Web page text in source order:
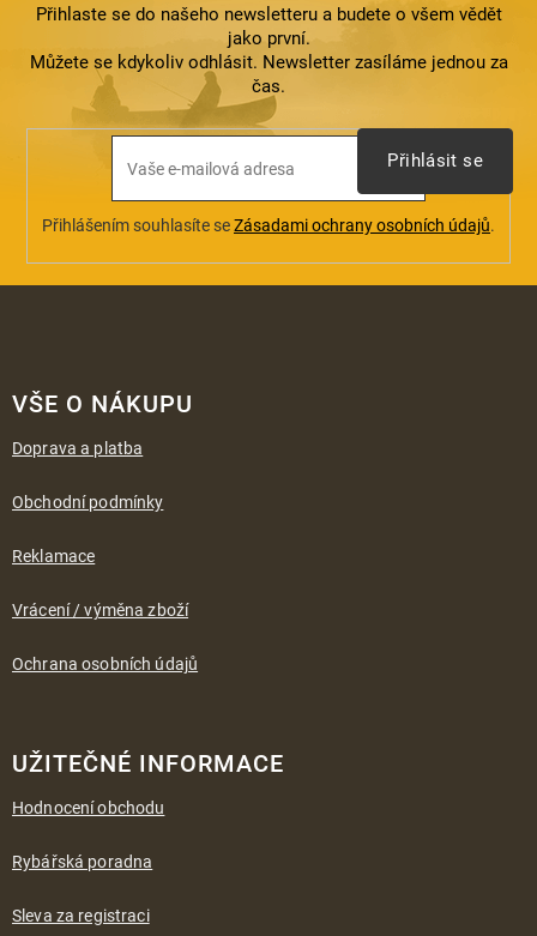
ý
p
i
s
u
Přihlaste se do našeho newsletteru a budete o všem vědět
jako první.
Můžete se kdykoliv odhlásit. Newsletter zasíláme jednou za
čas.
Přihlášením souhlasíte seZásadami ochrany osobních údajů.
Přihlásit se
VŠE O NÁKUPU
Doprava a platba
Obchodní podmínky
Reklamace
Vrácení / výměna zboží
Ochrana osobních údajů
UŽITEČNÉ INFORMACE
Hodnocení obchodu
Rybářská poradna
Sleva za registraci